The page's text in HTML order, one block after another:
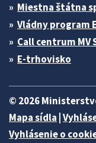
Miestna štátna
Vládny program
Call centrum MV
E-trhovisko
© 2026
Mapa sídla
Vyhlásenie o